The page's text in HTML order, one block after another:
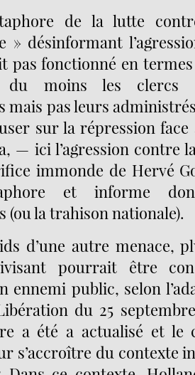
de la lutte
» désinformant
pas fonctionné en
moins les clercs
mais pas leurs
sur la répression
— ici l’agression contre
immonde de Hervé
et informe
(ou la trahison nationale).
d’une autre menace,
pourrait être
ennemi public, selon
du 25
a été a actualisé et le
s’accroître du contexte